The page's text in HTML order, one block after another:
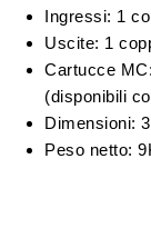
Ingressi: 1
Uscite: 1
Cartucce
(disponibili
Dimensioni:
Peso netto: